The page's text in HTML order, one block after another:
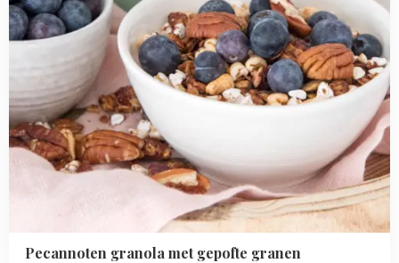
Pecannoten granola met gepofte granen